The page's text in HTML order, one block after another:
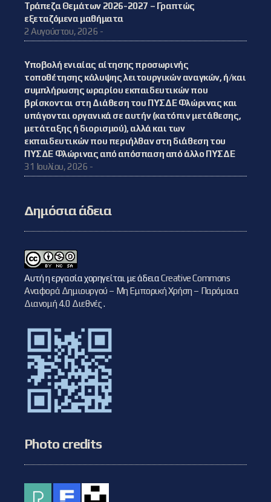
Τράπεζα Θεμάτων 2026-2027 – Γραπτώς
εξεταζόμενα μαθήματα
2 Αυγούστου, 2026 -
Υποβολή ενιαίας αίτησης προσωρινής
τοποθέτησης κάλυψης λειτουργικών αναγκών, ή/και
συμπλήρωσης ωραρίου εκπαιδευτικών που
βρίσκονται στη Διάθεση του ΠΥΣΔΕ Φλώρινας και
υπάγονται οργανικά σε αυτήν (κατόπιν μετάθεσης,
μετάταξης ή διορισμού), αλλά και των
εκπαιδευτικών που περιήλθαν στη διάθεση του
ΠΥΣΔΕ Φλώρινας από απόσπαση από άλλο ΠΥΣΔΕ
31 Ιουλίου, 2026 -
Δημόσια άδεια
Αυτή η εργασία χορηγείται με άδειαCreative Commons
Αναφορά Δημιουργού – Μη Εμπορική Χρήση – Παρόμοια
Διανομή 4.0 Διεθνές.
Photo credits